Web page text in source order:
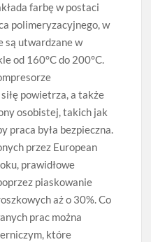
farbę w postaci
polimeryzacyjnego, w
są utwardzane w
od 160°C do 200°C.
powietrza, a także
osobistej, takich jak
praca była bezpieczna.
przez European
prawidłowe
piaskowanie
aż o 30%. Co
prac można
które